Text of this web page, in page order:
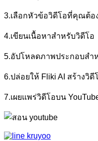
3.เลือกหัวข้อวิดีโอที่คุณต้อ
4.เขียนเนื้อหาสำหรับวิดีโอ
5.อัปโหลดภาพประกอบสำ
6.ปล่อยให้ Fliki AI สร้างวิดี
7.เผยแพร่วิดีโอบน